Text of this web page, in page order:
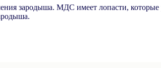
зародыша. МДС имеет лопасти, которые